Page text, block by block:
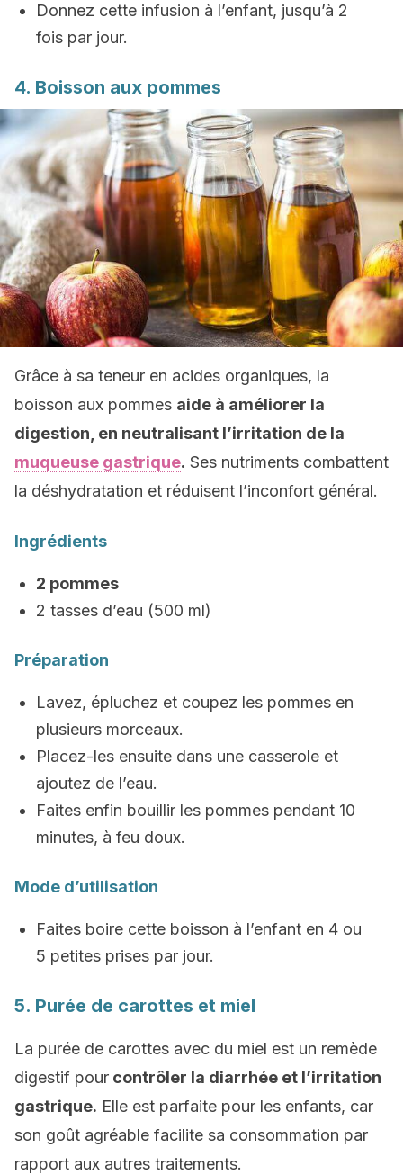
Donnez cette infusion à l’enfant, jusqu’à 2
fois par jour.
4. Boisson aux pommes
Grâce à sa teneur en acides organiques, la
boisson aux pommes aide à améliorer la
digestion, en neutralisant l’irritation de la
muqueuse gastrique. Ses nutriments combattent
la déshydratation et réduisent l’inconfort général.
Ingrédients
2 pommes
2 tasses d’eau (500 ml)
Préparation
Lavez, épluchez et coupez les pommes en
plusieurs morceaux.
Placez-les ensuite dans une casserole et
ajoutez de l’eau.
Faites enfin bouillir les pommes pendant 10
minutes, à feu doux.
Mode d’utilisation
Faites boire cette boisson à l’enfant en 4 ou
5 petites prises par jour.
5. Purée de carottes et miel
La purée de carottes avec du miel est un remède
digestif pour contrôler la diarrhée et l’irritation
gastrique. Elle est parfaite pour les enfants, car
son goût agréable facilite sa consommation par
rapport aux autres traitements.